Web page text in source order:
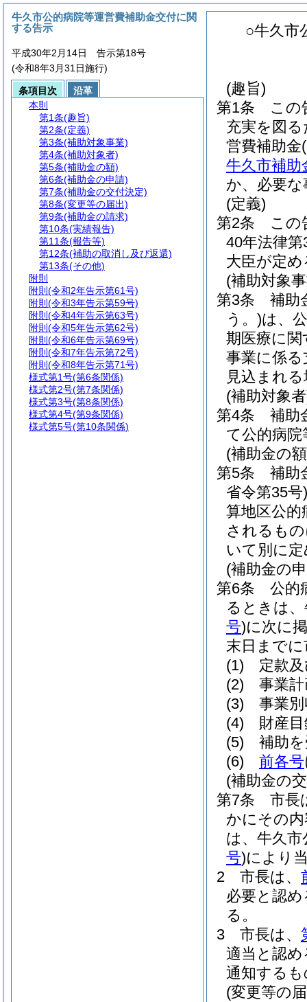
○牛久市
(趣旨)
第1条
この
充実を図
営費補助金
牛久市補助
か、必要
(定義)
第2条
この
40年法律第
大臣が定
(補助対象
第3条
補助
う。)は、
期医療に
事業に係
見込まれ
(補助対象
第4条
補助
て公的病
(補助金の
第5条
補助
省令第35号)
算地区公
されるも
いて別に
(補助金の
第6条
公的
るときは
号)に次に
末日まで
(1)
定款
(2)
事業
(3)
事業
(4)
財産
(5)
補助
(6)
前各号
(補助金の
第7条
市長
かにその
は、牛久市
号)により
2
市長は、
必要と認
る。
3
市長は、
適当と認
通知する
(変更等の
牛久市公的病院等運営費補助金交付に関
する告示
平成30年2月14日 告示第18号
(令和8年3月31日施行)
条項目次
沿革
本則
第1条(趣旨)
第2条(定義)
第3条(補助対象事業)
第4条(補助対象者)
第5条(補助金の額)
第6条(補助金の申請)
第7条(補助金の交付決定)
第8条(変更等の届出)
第9条(補助金の請求)
第10条(実績報告)
第11条(報告等)
第12条(補助の取消し及び返還)
第13条(その他)
附則
附則 (令和2年告示第61号)
附則 (令和3年告示第59号)
附則 (令和4年告示第63号)
附則 (令和5年告示第62号)
附則 (令和6年告示第69号)
附則 (令和7年告示第72号)
附則 (令和8年告示第71号)
様式第1号(第6条関係)
様式第2号(第7条関係)
様式第3号(第8条関係)
様式第4号(第9条関係)
様式第5号(第10条関係)